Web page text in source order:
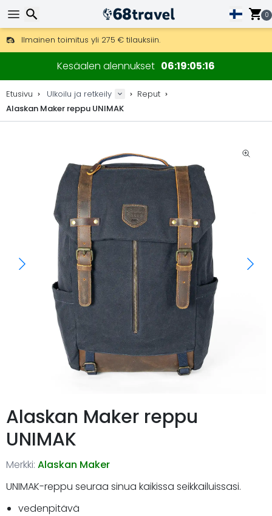
0
Ilmainen toimitus yli 275 € tilauksiin.
Mahdollisuus lähettää DHL Express -lähetyksenä (toimitus 24
30 päivää palautukseen, 90 päivää puukarttoihin ja koristeisiin.
Kesäalen alennukset 06 19 05 14
Etusivu Ulkoilu ja retkeily
Reput
Alaskan Maker reppu UNIMAK
Alaskan Maker reppu
UNIMAK
Merkki: Alaskan Maker
UNIMAK-reppu seuraa sinua kaikissa seikkailuissasi.
vedenpitävä